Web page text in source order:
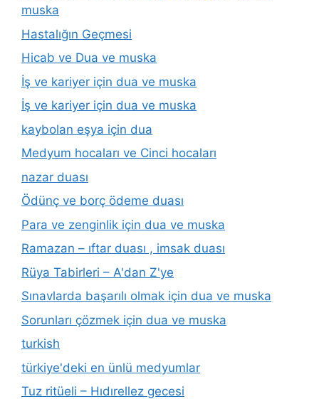
muska
Hastalığın Geçmesi
Hicab ve Dua ve muska
İş ve kariyer için dua ve muska
İş ve kariyer için dua ve muska
kaybolan eşya için dua
Medyum hocaları ve Cinci hocaları
nazar duası
Ödünç ve borç ödeme duası
Para ve zenginlik için dua ve muska
Ramazan – ıftar duası , imsak duası
Rüya Tabirleri – A'dan Z'ye
Sınavlarda başarılı olmak için dua ve muska
Sorunları çözmek için dua ve muska
turkish
türkiye'deki en ünlü medyumlar
Tuz ritüeli – Hıdırellez gecesi